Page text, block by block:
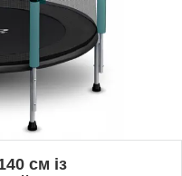
см із